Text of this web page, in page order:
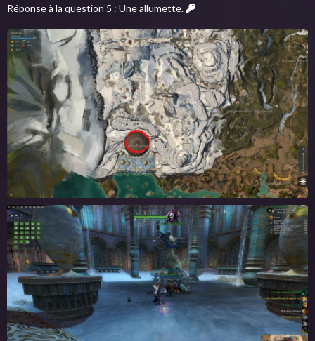
Réponse à la question 5 : Une allumette.